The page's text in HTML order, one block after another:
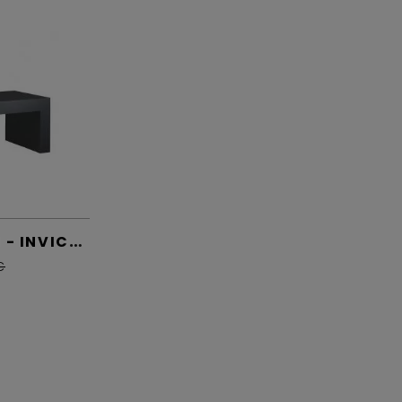
POÊLE À BOIS PRESTON - INVICTA